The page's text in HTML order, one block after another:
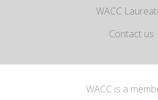
WACC
Contact us
WACC is a